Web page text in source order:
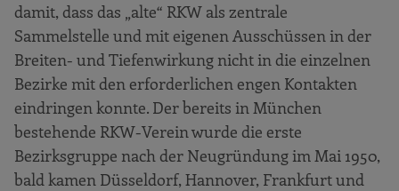
damit, dass das „alte“ RKW als zentrale
Sammelstelle und mit eigenen Ausschüssen in der
Breiten- und Tiefenwirkung nicht in die einzelnen
Bezirke mit den erforderlichen engen Kontakten
eindringen konnte. Der bereits in München
bestehende RKW-Verein wurde die erste
Bezirksgruppe nach der Neugründung im Mai 1950,
bald kamen Düsseldorf, Hannover, Frankfurt und